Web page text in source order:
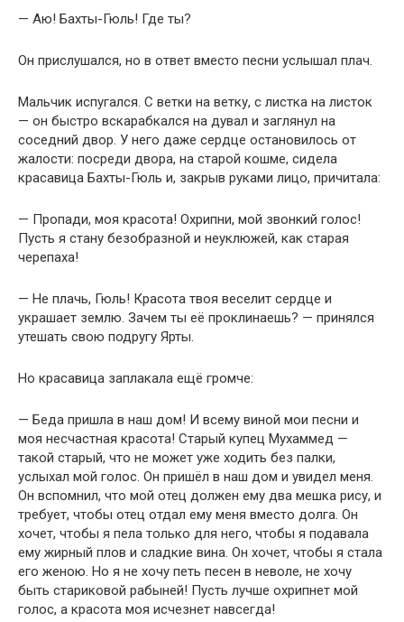
— Аю! Бахты-Гюль! Где ты?
Он прислушался, но в ответ вместо песни услышал плач.
Мальчик испугался. С ветки на ветку, с листка на листок
— он быстро вскарабкался на дувал и заглянул на
соседний двор. У него даже сердце остановилось от
жалости: посреди двора, на старой кошме, сидела
красавица Бахты-Гюль и, закрыв руками лицо, причитала:
— Пропади, моя красота! Охрипни, мой звонкий голос!
Пусть я стану безобразной и неуклюжей, как старая
черепаха!
— Не плачь, Гюль! Красота твоя веселит сердце и
украшает землю. Зачем ты её проклинаешь? — принялся
утешать свою подругу Ярты.
Но красавица заплакала ещё громче:
— Беда пришла в наш дом! И всему виной мои песни и
моя несчастная красота! Старый купец Мухаммед —
такой старый, что не может уже ходить без палки,
услыхал мой голос. Он пришёл в наш дом и увидел меня.
Он вспомнил, что мой отец должен ему два мешка рису, и
требует, чтобы отец отдал ему меня вместо долга. Он
хочет, чтобы я пела только для него, чтобы я подавала
ему жирный плов и сладкие вина. Он хочет, чтобы я стала
его женою. Но я не хочу петь песен в неволе, не хочу
быть стариковой рабыней! Пусть лучше охрипнет мой
голос, а красота моя исчезнет навсегда!